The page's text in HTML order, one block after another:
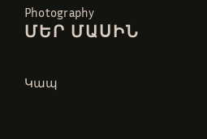
Photography
ՄԵՐ ՄԱՍԻՆ
Կապ